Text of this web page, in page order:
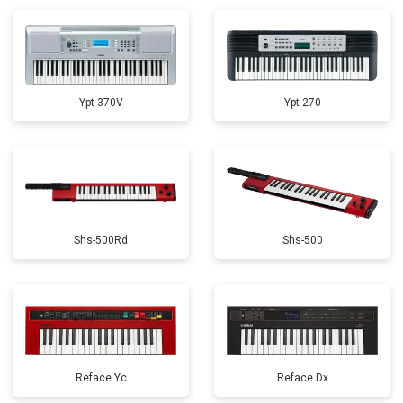
Ypt-370V Ypt-270
Shs-500Rd Shs-500
Reface Yc Reface Dx